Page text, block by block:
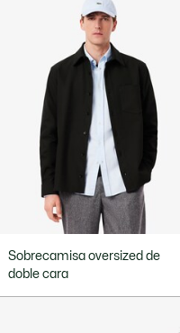
Sobrecamisa oversized de
doble cara